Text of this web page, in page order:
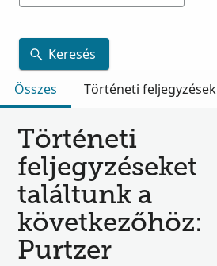
Keresés
Összes
Történeti feljegyzések
Történeti
feljegyzéseket
találtunk a
következőhöz:
Purtzer